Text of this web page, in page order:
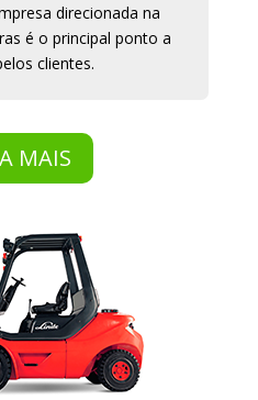
direcionada na
é o principal ponto a
clientes.
MAIS